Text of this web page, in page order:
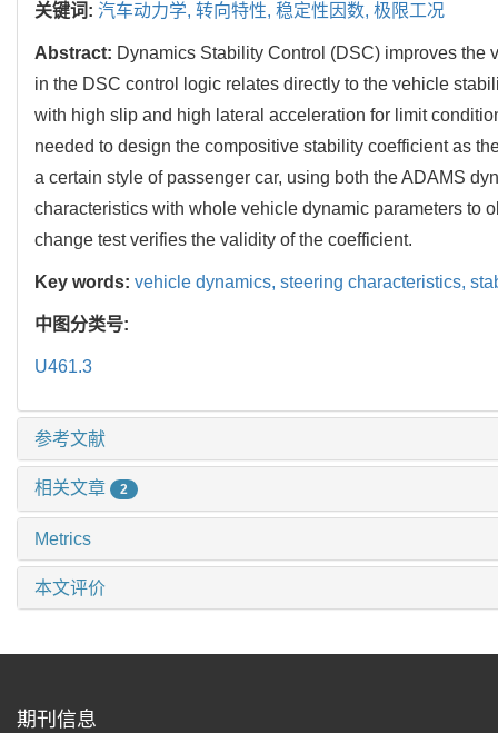
关键词: 汽车动力学, 转向特性, 稳定性因数, 极限工况
Abstract: Dynamics Stability Control (DSC) improves the
in the DSC control logic relates directly to the vehicle
with high slip and high lateral acceleration for limit
needed to design the compositive stability coefficient as
a certain style of passenger car, using both the ADAMS
characteristics with whole vehicle dynamic parameters to
change test verifies the validity of the coefficient.
Key words: vehicle dynamics, steering characteristics,
中图分类号:
U461.3
参考文献
相关文章 2
Metrics
本文评价
期刊信息